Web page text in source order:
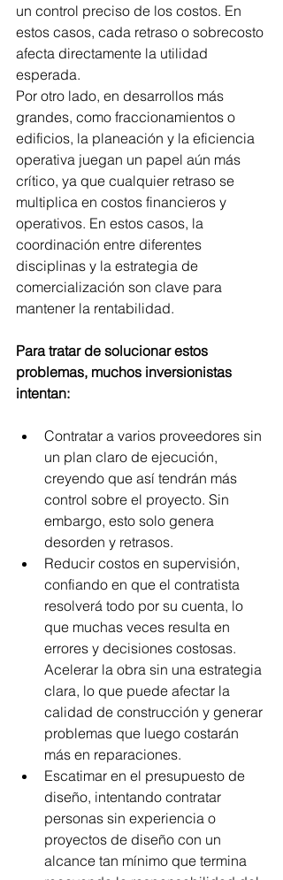
un control preciso de los costos. En
estos casos, cada retraso o sobrecosto
afecta directamente la utilidad
esperada.
Por otro lado, en desarrollos más
grandes, como fraccionamientos o
edificios, la planeación y la eficiencia
operativa juegan un papel aún más
crítico, ya que cualquier retraso se
multiplica en costos financieros y
operativos. En estos casos, la
coordinación entre diferentes
disciplinas y la estrategia de
comercialización son clave para
mantener la rentabilidad.
Para tratar de solucionar estos
problemas, muchos inversionistas
intentan:
Contratar a varios proveedores sin
un plan claro de ejecución,
creyendo que así tendrán más
control sobre el proyecto. Sin
embargo, esto solo genera
desorden y retrasos.
Reducir costos en supervisión,
confiando en que el contratista
resolverá todo por su cuenta, lo
que muchas veces resulta en
errores y decisiones costosas.
Acelerar la obra sin una estrategia
clara, lo que puede afectar la
calidad de construcción y generar
problemas que luego costarán
más en reparaciones.
Escatimar en el presupuesto de
diseño, intentando contratar
personas sin experiencia o
proyectos de diseño con un
alcance tan mínimo que termina